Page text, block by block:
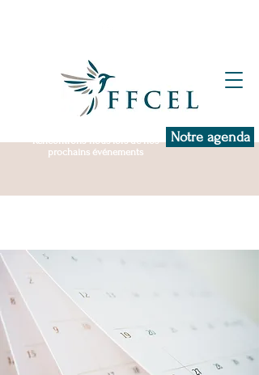
Rencontrons-nous lors de nos
prochains événements
Notre agenda